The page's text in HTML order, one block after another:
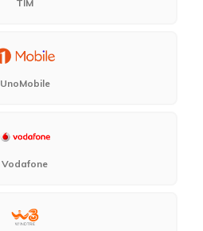
TIM
UnoMobile
Vodafone